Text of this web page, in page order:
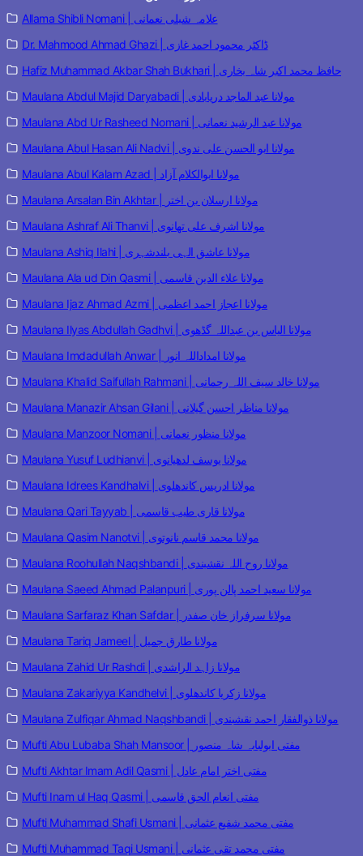
Allama Shibli Nomani | علامہ شبلی نعمانی
Dr. Mahmood Ahmad Ghazi | ڈاکٹر محمود احمد غازی
Hafiz Muhammad Akbar Shah Bukhari | حافظ محمد اکبر شاہ بخاری
Maulana Abdul Majid Daryabadi | مولانا عبد الماجد دریابادی
Maulana Abd Ur Rasheed Nomani | مولانا عبد الرشید نعمانی
Maulana Abul Hasan Ali Nadvi | مولانا ابو الحسن علی ندوی
Maulana Abul Kalam Azad | مولانا ابوالکلام آزاد
Maulana Arsalan Bin Akhtar | مولانا ارسلان بن اختر
Maulana Ashraf Ali Thanvi | مولانا اشرف علی تھانوی
Maulana Ashiq Ilahi | مولانا عاشق الہی بلندشہری
Maulana Ala ud Din Qasmi | مولانا علاء الدین قاسمی
Maulana Ijaz Ahmad Azmi | مولانا اعجاز احمد اعظمی
Maulana Ilyas Abdullah Gadhvi | مولانا الیاس بن عبداللہ گڈھوی
Maulana Imdadullah Anwar | مولانا امداداللہ انور
Maulana Khalid Saifullah Rahmani | مولانا خالد سیف اللہ رحمانی
Maulana Manazir Ahsan Gilani | مولانا مناظر احسن گیلانی
Maulana Manzoor Nomani | مولانا منظور نعمانی
Maulana Yusuf Ludhianvi | مولانا یوسف لدھیانوی
Maulana Idrees Kandhalvi | مولانا ادریس کاندھلوی
Maulana Qari Tayyab | مولانا قاری طیب قاسمی
Maulana Qasim Nanotvi | مولانا محمد قاسم نانوتوی
Maulana Roohullah Naqshbandi | مولانا روح اللہ نقشبندی
Maulana Saeed Ahmad Palanpuri | مولانا سعید احمد پالن پوری
Maulana Sarfaraz Khan Safdar | مولانا سرفراز خان صفدر
Maulana Tariq Jameel | مولانا طارق جمیل
Maulana Zahid Ur Rashdi | مولانا زاہد الراشدی
Maulana Zakariyya Kandhelvi | مولانا زکریا کاندھلوی
Maulana Zulfiqar Ahmad Naqshbandi | مولانا ذوالفقار احمد نقشبندی
Mufti Abu Lubaba Shah Mansoor | مفتی ابولبابہ شاہ منصور
Mufti Akhtar Imam Adil Qasmi | مفتی اختر امام عادل
Mufti Inam ul Haq Qasmi | مفتی انعام الحق قاسمی
Mufti Muhammad Shafi Usmani | مفتی محمد شفیع عثمانی
Mufti Muhammad Taqi Usmani | مفتی محمد تقی عثمانی